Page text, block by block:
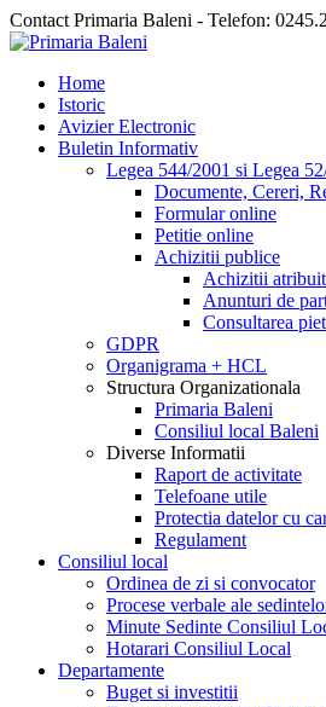
Contact Primaria Baleni - Telefon:
Home
Istoric
Avizier Electronic
Buletin Informativ
Legea 544/2001 si Legea
Documente, Cereri,
Formular online
Petitie online
Achizitii publice
Achizitii
Anunturi de
Consultarea
GDPR
Organigrama + HCL
Structura Organizationala
Primaria Baleni
Consiliul local Baleni
Diverse Informatii
Raport de activitate
Telefoane utile
Protectia datelor cu
Regulament
Consiliul local
Ordinea de zi si convocator
Procese verbale ale
Minute Sedinte Consiliul
Hotarari Consiliul Local
Departamente
Buget si investitii